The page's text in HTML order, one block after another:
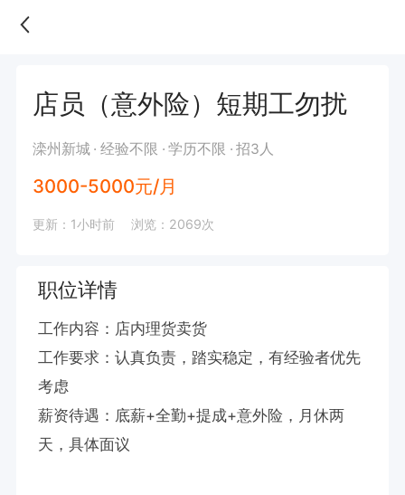
店员（意外险）短期工勿扰
滦州新城 经验不限 学历不限 招3人
3000-5000元/月
更新：1小时前 浏览：2069次
职位详情
工作内容：店内理货卖货
工作要求：认真负责，踏实稳定，有经验者优先
考虑
薪资待遇：底薪+全勤+提成+意外险，月休两
天，具体面议